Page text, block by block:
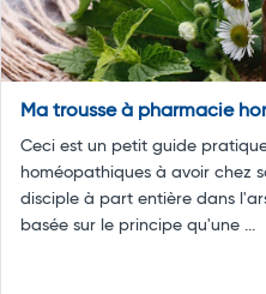
Ma trousse à pharmacie
Ceci est un petit guide
homéopathiques à avoir chez
disciple à part entière dans
basée sur le principe qu'une ...